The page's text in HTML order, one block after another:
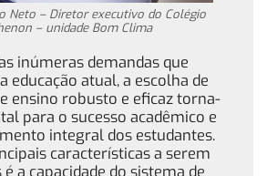
Neto – Diretor executivo do Colégio
– unidade Bom Clima
inúmeras demandas que
educação atual, a escolha de
ensino robusto e eficaz torna-
para o sucesso acadêmico e
integral dos estudantes.
características a serem
a capacidade do sistema de